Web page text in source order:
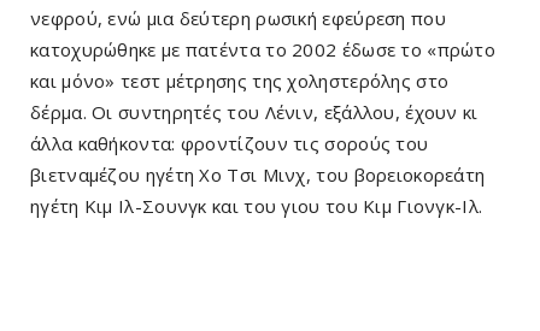
νεφρού, ενώ μια δεύτερη ρωσική εφεύρεση που
κατοχυρώθηκε με πατέντα το 2002 έδωσε το «πρώτο
και μόνο» τεστ μέτρησης της χοληστερόλης στο
δέρμα. Οι συντηρητές του Λένιν, εξάλλου, έχουν κι
άλλα καθήκοντα: φροντίζουν τις σορούς του
βιετναμέζου ηγέτη Χο Τσι Μινχ, του βορειοκορεάτη
ηγέτη Κιμ Ιλ-Σουνγκ και του γιου του Κιμ Γιονγκ-Ιλ.